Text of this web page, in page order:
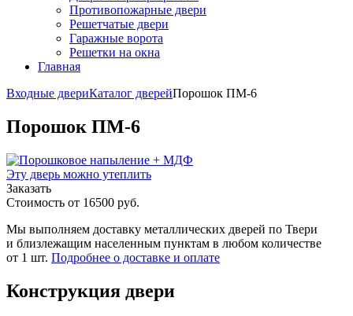
Противопожарные двери
Решетчатые двери
Гаражные ворота
Решетки на окна
Главная
Входные двериКаталог дверейПорошок ПМ-6
Порошок ПМ-6
Эту дверь можно утеплить
Заказать
Стоимость от 16500 руб.
Мы выполняем доставку металлических дверей по Твери
и близлежащим населенным пунктам в любом количестве
от 1 шт. Подробнее о доставке и оплате
Конструкция двери